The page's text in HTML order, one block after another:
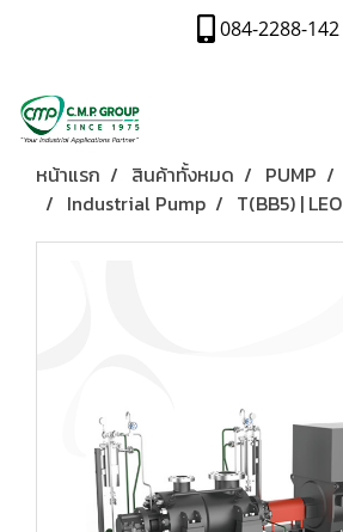
084-2288-142
หน้าแรก สินค้าทั้งหมด PUMP
Industrial Pump
T(BB5) | LEO